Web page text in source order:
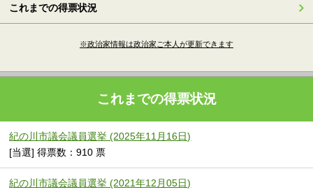
これまでの得票状況
※政治家情報は政治家ご本人が更新できます
これまでの得票状況
紀の川市議会議員選挙 (2025年11月16日)
[当選] 得票数：910 票
紀の川市議会議員選挙 (2021年12月05日)